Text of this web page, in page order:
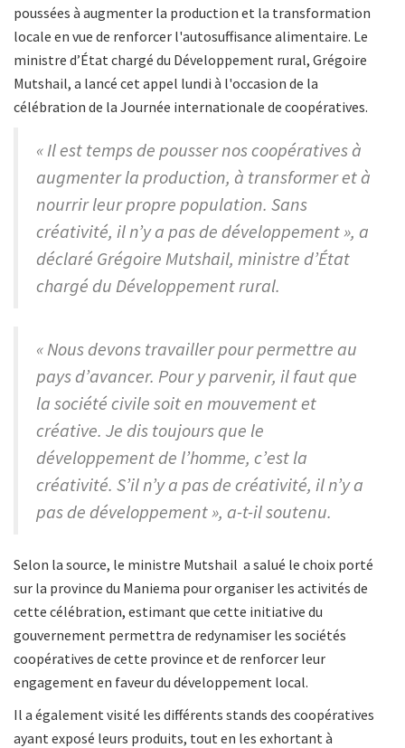
poussées à augmenter la production et la transformation
locale en vue de renforcer l'autosuffisance alimentaire. Le
ministre d’État chargé du Développement rural, Grégoire
Mutshail, a lancé cet appel lundi à l'occasion de la
célébration de la Journée internationale de coopératives.
« Il est temps de pousser nos coopératives à
augmenter la production, à transformer et à
nourrir leur propre population. Sans
créativité, il n’y a pas de développement », a
déclaré Grégoire Mutshail, ministre d’État
chargé du Développement rural.
« Nous devons travailler pour permettre au
pays d’avancer. Pour y parvenir, il faut que
la société civile soit en mouvement et
créative. Je dis toujours que le
développement de l’homme, c’est la
créativité. S’il n’y a pas de créativité, il n’y a
pas de développement », a-t-il soutenu.
Selon la source, le ministre Mutshail a salué le choix porté
sur la province du Maniema pour organiser les activités de
cette célébration, estimant que cette initiative du
gouvernement permettra de redynamiser les sociétés
coopératives de cette province et de renforcer leur
engagement en faveur du développement local.
Il a également visité les différents stands des coopératives
ayant exposé leurs produits, tout en les exhortant à